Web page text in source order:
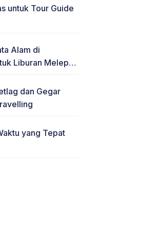
untuk Tour Guide
Alam di
Liburan Melepas
dan Gegar
yang Tepat